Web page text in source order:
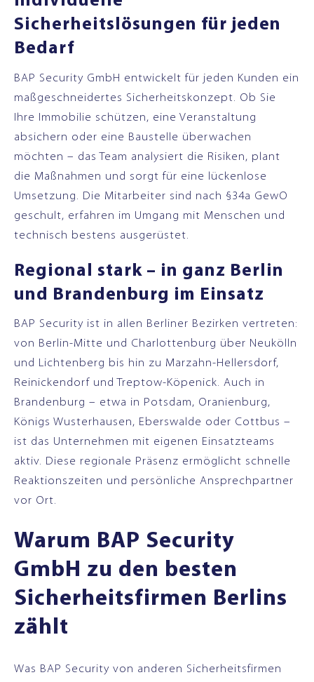
Sicherheitslösungen für jeden
Bedarf
BAP Security GmbH entwickelt für jeden Kunden ein
maßgeschneidertes Sicherheitskonzept. Ob Sie
Ihre Immobilie schützen, eine Veranstaltung
absichern oder eine Baustelle überwachen
möchten – das Team analysiert die Risiken, plant
die Maßnahmen und sorgt für eine lückenlose
Umsetzung. Die Mitarbeiter sind nach §34a GewO
geschult, erfahren im Umgang mit Menschen und
technisch bestens ausgerüstet.
Regional stark – in ganz Berlin
und Brandenburg im Einsatz
BAP Security ist in allen Berliner Bezirken vertreten:
von Berlin-Mitte und Charlottenburg über Neukölln
und Lichtenberg bis hin zu Marzahn-Hellersdorf,
Reinickendorf und Treptow-Köpenick. Auch in
Brandenburg – etwa in Potsdam, Oranienburg,
Königs Wusterhausen, Eberswalde oder Cottbus –
ist das Unternehmen mit eigenen Einsatzteams
aktiv. Diese regionale Präsenz ermöglicht schnelle
Reaktionszeiten und persönliche Ansprechpartner
vor Ort.
Warum BAP Security
GmbH zu den besten
Sicherheitsfirmen Berlins
zählt
Was BAP Security von anderen Sicherheitsfirmen